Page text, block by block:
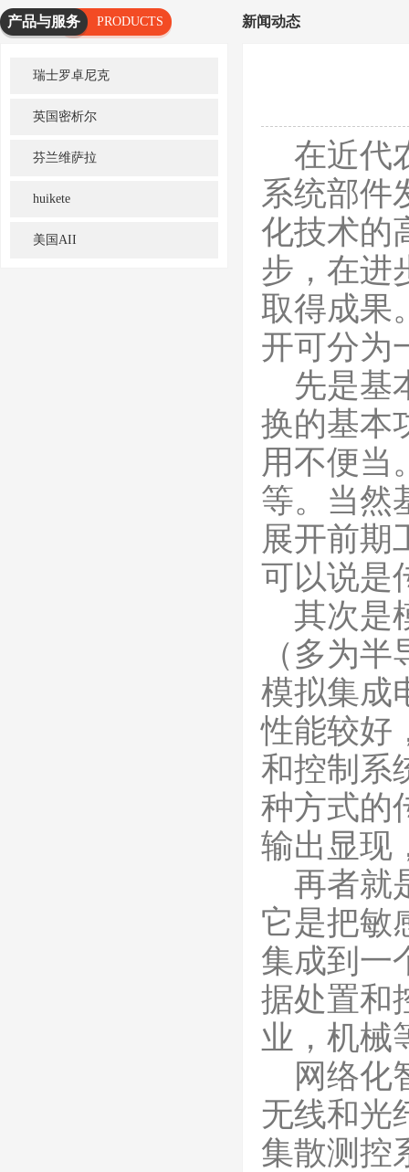
产品与服务
PRODUCTS
SERVICES
瑞士罗卓尼克
英国密析尔
芬兰维萨拉
huikete
美国AII
新闻动态
在近代
系统部件
化技术的
步，在进
取得成果
开可分为
先是基
换的基本
用不便当
等。当然
展开前期
可以说是
其次是
（多为
模拟集成
性能较好
和控制系
种方式的
输出显现
再者就
它是把敏
集成到一
据处置和
业，机械
网络化
无线和光
集散测控